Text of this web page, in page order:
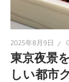
2025年8月9日
東京夜景
しい都市